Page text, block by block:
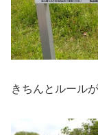
きちんとルール